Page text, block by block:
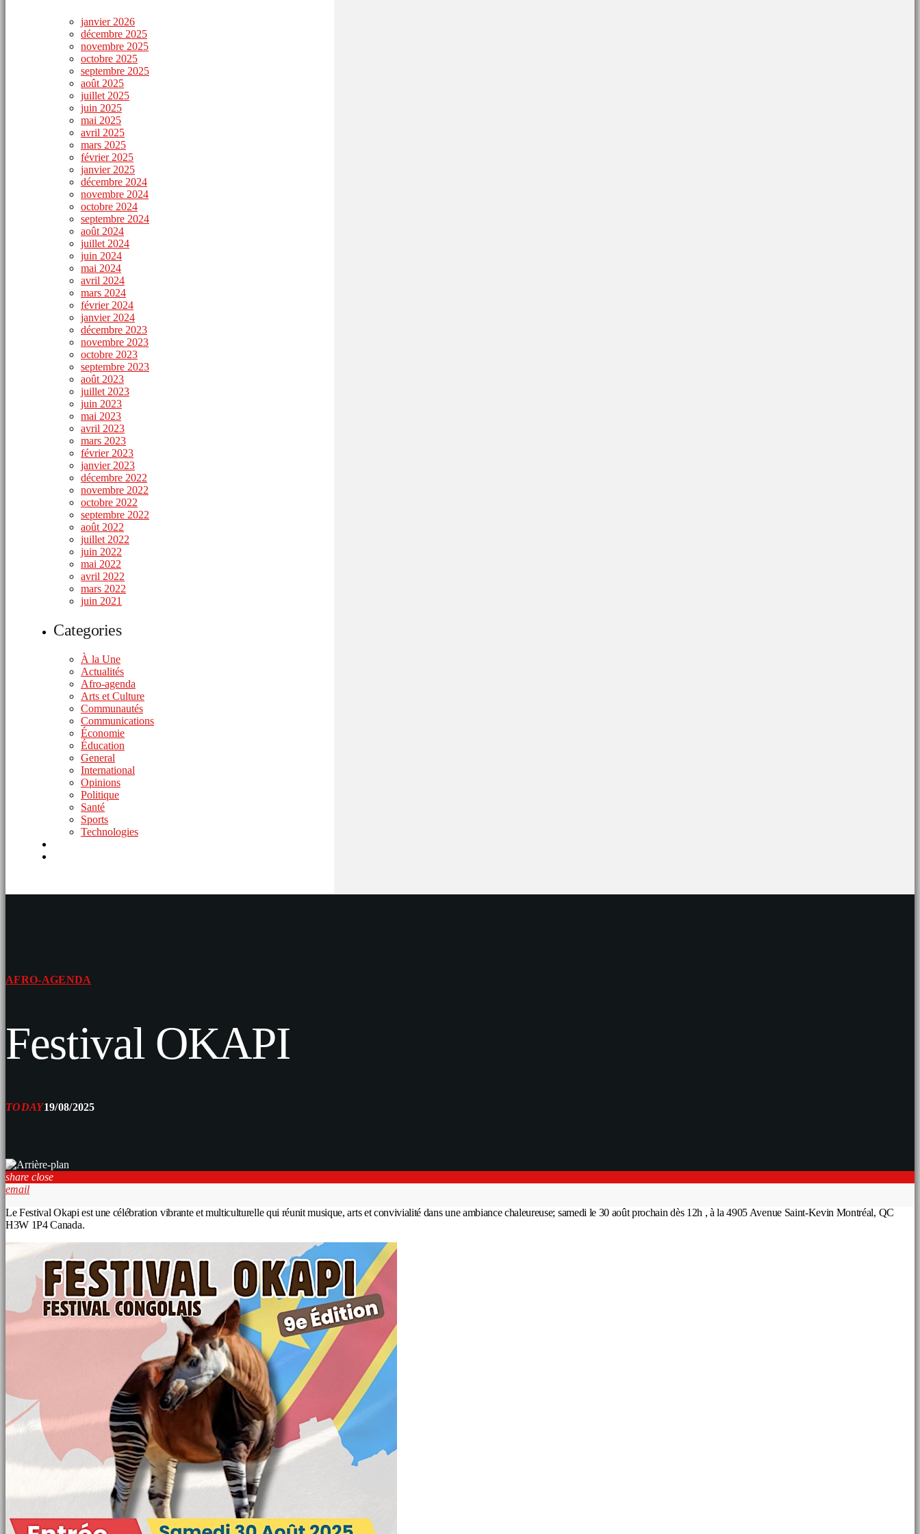
janvier 2026
décembre 2025
novembre 2025
octobre 2025
septembre 2025
août 2025
juillet 2025
juin 2025
mai 2025
avril 2025
mars 2025
février 2025
janvier 2025
décembre 2024
novembre 2024
octobre 2024
septembre 2024
août 2024
juillet 2024
juin 2024
mai 2024
avril 2024
mars 2024
février 2024
janvier 2024
décembre 2023
novembre 2023
octobre 2023
septembre 2023
août 2023
juillet 2023
juin 2023
mai 2023
avril 2023
mars 2023
février 2023
janvier 2023
décembre 2022
novembre 2022
octobre 2022
septembre 2022
août 2022
juillet 2022
juin 2022
mai 2022
avril 2022
mars 2022
juin 2021
Categories
À la Une
Actualités
Afro-agenda
Arts et Culture
Communautés
Communications
Économie
Éducation
General
International
Opinions
Politique
Santé
Sports
Technologies
AFRO-AGENDA
Festival OKAPI
TODAY19/08/2025
share close
email
Le Festival Okapi est une célébration vibrante et multiculturelle qui réunit musique, arts et convivialité dans une ambiance chaleureuse; samedi le 30 août prochain dès 12h , à la 4905 Avenue Saint-Kevin Montréal, QC
H3W 1P4 Canada.